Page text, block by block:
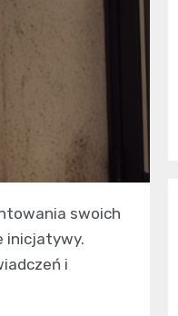
swoich
inicjatywy.
i